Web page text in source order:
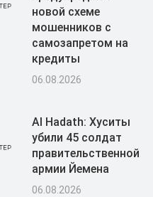
новой схеме
мошенников с
самозапретом на
кредиты
06.08.2026
Al Hadath: Хуситы
убили 45 солдат
правительственной
армии Йемена
06.08.2026